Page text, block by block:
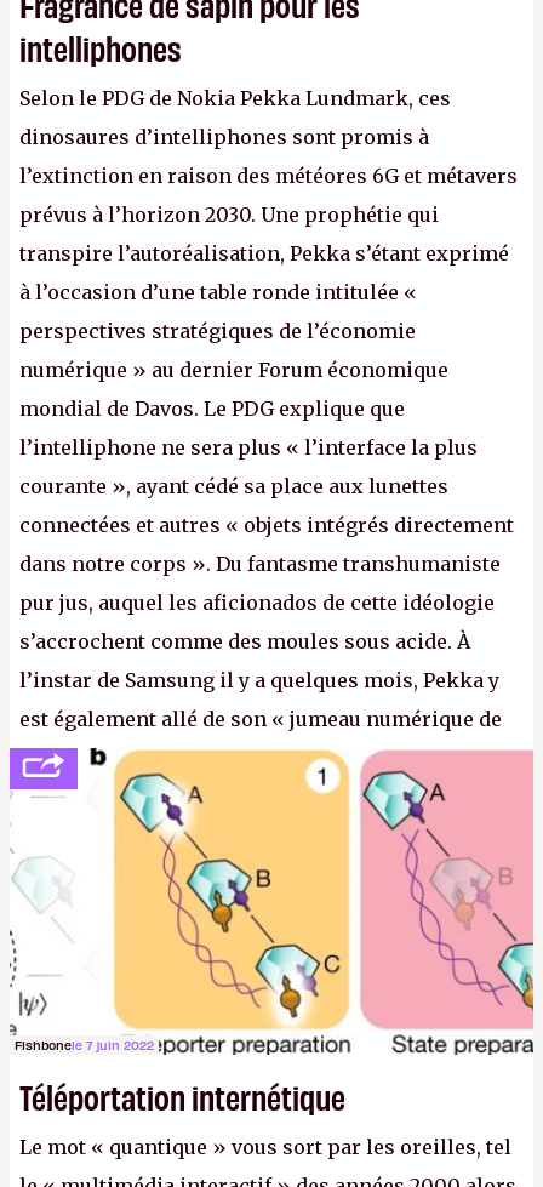
intelliphones
Selon le PDG de Nokia Pekka Lundmark, ces
dinosaures d’intelliphones sont promis à
l’extinction en raison des météores 6G et métavers
prévus à l’horizon 2030. Une prophétie qui
transpire l’autoréalisation, Pekka s’étant exprimé
à l’occasion d’une table ronde intitulée «
perspectives stratégiques de l’économie
numérique » au dernier Forum économique
mondial de Davos. Le PDG explique que
l’intelliphone ne sera plus « l’interface la plus
courante », ayant cédé sa place aux lunettes
connectées et autres « objets intégrés directement
dans notre corps ». Du fantasme transhumaniste
pur jus, auquel les aficionados de cette idéologie
s’accrochent comme des moules sous acide. À
l’instar de Samsung il y a quelques mois, Pekka y
est également allé de son « jumeau numérique de
tout » et de l’importance des metasangsues, qu’il
considère comme «
la prochaine grande plateforme
informatique après le World Wide Web et le mobile
(Crédit photo : Pexels / Pixabay)
Fishbonele 7 juin 2022
Téléportation internétique
Le mot « quantique » vous sort par les oreilles, tel